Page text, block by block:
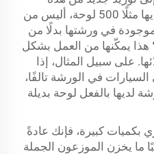
الألواح من مورد لها، فليكن لديها مثلًا 500 لوحة، أليس من
في ورشتها بدلًا من
هذا يمكّنها من العمل بشكل
على سبيل المثال، إذا
في الورشة تالفًا،
لديها بالفعل لوحة بديلة
بكميات كبيرة، فإنك عادةً
ما يخزن الموزعون الجملة